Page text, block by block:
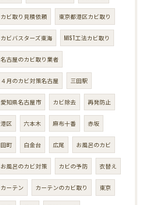
カビ取り見積依頼 東京都港区カビ取り
カビバスターズ東海 MIST工法カビ取り
名古屋のカビ取り業者
４月のカビ対策名古屋 三田駅
愛知県名古屋市 カビ除去 再発防止
港区 六本木 麻布十番 赤坂
田町 白金台 広尾 お風呂のカビ
お風呂のカビ対策 カビの予防 衣替え
カーテン カーテンのカビ取り 東京